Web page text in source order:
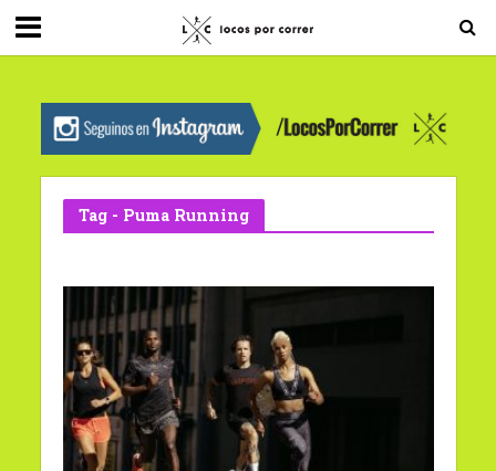
G-0X2PD3RFLV
Tag - Puma Running